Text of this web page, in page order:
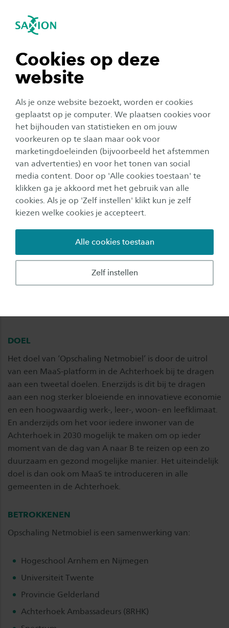
Cookies op deze
website
Als je onze website bezoekt, worden er cookies
geplaatst op je computer. We plaatsen cookies voor
het bijhouden van statistieken en om jouw
voorkeuren op te slaan maar ook voor
marketingdoeleinden (bijvoorbeeld het afstemmen
van advertenties) en voor het tonen van social
media content. Door op 'Alle cookies toestaan' te
klikken ga je akkoord met het gebruik van alle
cookies. Als je op 'Zelf instellen' klikt kun je zelf
kiezen welke cookies je accepteert.
Zelf instellen
Alle cookies toestaan
Navigatie openen
tonen
tonen
tonen
tonen
sluiten
Opschaling Netmobiel
Het project ‘Opschaling Netmobil’ bouwt voort op het
vierjarige projectNetmobil. Waar bij project Netmobil
de focus lag op de ontwikkeling van het platform en de
de uitrol van de MaaS-applicatie in de gehele
Achterhoek.
Om de uitrol naar de gehele Achterhoek mogelijk te
maken werkt het lectoraat nauw samen met meerdere
projectpartners waaronder de regio Achterhoek en de
inwoners van de betreffende gemeentes. In
samenwerking met deze partners worden verschillende
instrumenten ontwikkeld die zullen bijdragen aan de
van het betrekken van inwoners (community-building),
het doen van gebruikersonderzoek en communicatie. Al
deze instrumenten worden ontwikkeld en vervolgens
DOEL
Het doel van ‘Opschaling Netmobiel’ is door de uitrol
van een MaaS-platform in de Achterhoek bij te dragen
aan een tweetal doelen. Enerzijds is dit bij te dragen
aan een nog sterker bloeiende en innovatieve economie
en een hoogwaardig werk-, leer-, woon- en leefklimaat.
En anderzijds om het voor iedere inwoner van de
Achterhoek in 2030 mogelijk te maken om op ieder
moment van de dag van A naar B te reizen op een zo
duurzaam en gezond mogelijke manier. Het uiteindelijk
doel is dan ook om MaaS te introduceren in alle
gemeenten in de Achterhoek.
BETROKKENEN
Opschaling Netmobiel is een samenwerking van:
Hogeschool Arnhem en Nijmegen
Universiteit Twente
Provincie Gelderland
Achterhoek Ambassadeurs (8RHK)